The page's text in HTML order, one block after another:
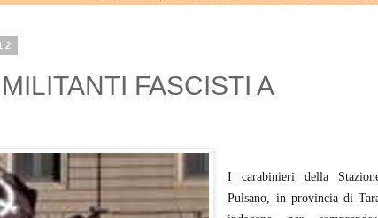
FASCISTI A
I carabinieri della
Pulsano, in provincia di